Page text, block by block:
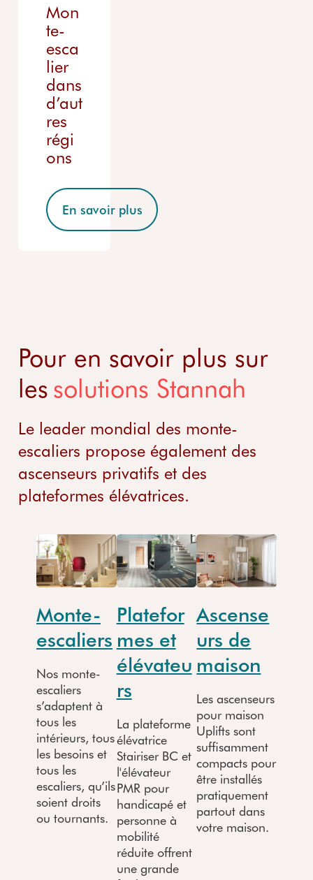
Mon
te-
esca
lier
dans
d’aut
res
régi
ons
En savoir plus
Pour en savoir plus sur
lessolutions Stannah
Le leader mondial des monte-
escaliers propose également des
ascenseurs privatifs et des
plateformes élévatrices.
Monte-
escaliers
Nos monte-
escaliers
s’adaptent à
tous les
intérieurs, tous
les besoins et
tous les
escaliers, qu’ils
soient droits
ou tournants.
Platefor
mes et
élévateu
rs
La plateforme
élévatrice
Stairiser BC et
l'élévateur
PMR pour
handicapé et
personne à
mobilité
réduite offrent
une grande
Ascense
urs de
maison
Les ascenseurs
pour maison
Uplifts sont
suffisamment
compacts pour
être installés
pratiquement
partout dans
votre maison.